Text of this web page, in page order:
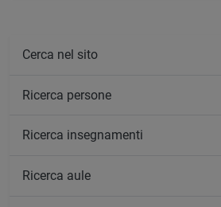
Cerca nel sito
Ricerca persone
Ricerca insegnamenti
Ricerca aule